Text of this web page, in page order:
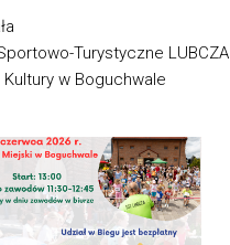
Turystyczne LUBCZA
w Boguchwale